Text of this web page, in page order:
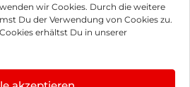
wir Cookies. Durch die weitere
Du der Verwendung von Cookies zu.
erhältst Du in unserer